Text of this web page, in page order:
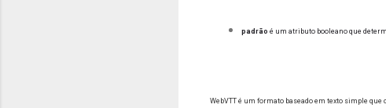
padrão é um atributo booleano que
WebVTT é um formato baseado em texto simple